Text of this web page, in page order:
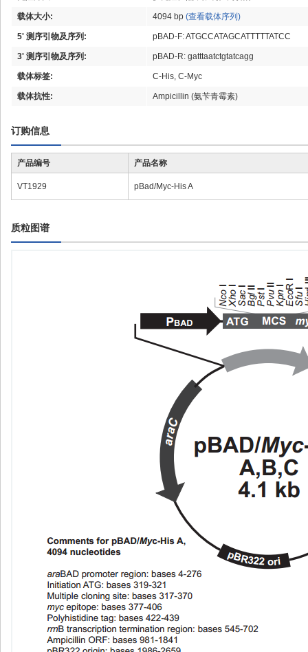
载体大小: 4094 bp (查看载体序列)
5' 测序引物及序列: pBAD-F: ATGCCATAGCATTTTTATCC
3' 测序引物及序列: pBAD-R: gatttaatctgtatcagg
载体标签: C-His, C-Myc
载体抗性: Ampicillin (氨苄青霉素)
订购信息
产品编号 产品名称
VT1929 pBad/Myc-His A
质粒图谱